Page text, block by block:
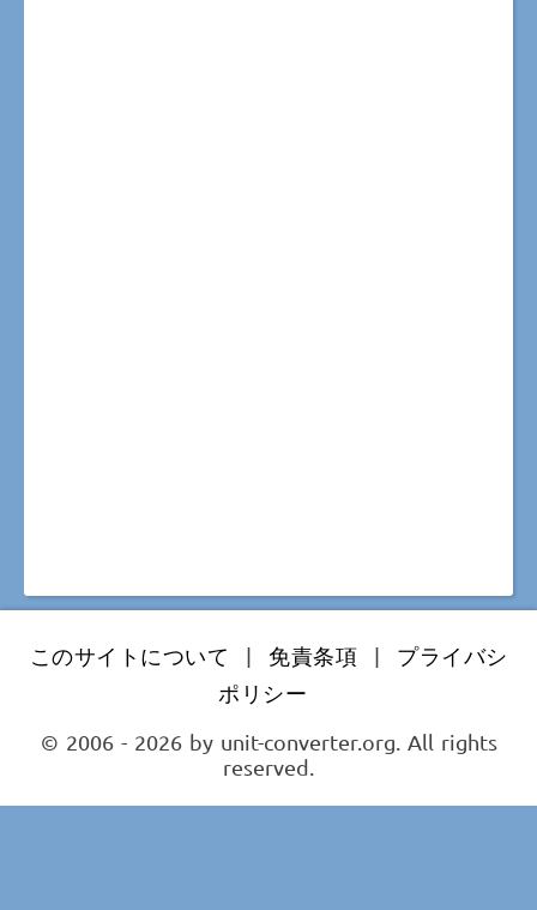
このサイトについて | 免責条項 |
プライバシ
ポリシー
© 2006 - 2026 by unit-converter.org. All rights
reserved.